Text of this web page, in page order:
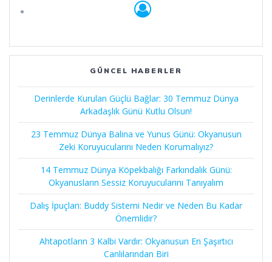
GÜNCEL HABERLER
Derinlerde Kurulan Güçlü Bağlar: 30 Temmuz Dünya
Arkadaşlık Günü Kutlu Olsun!
23 Temmuz Dünya Balina ve Yunus Günü: Okyanusun
Zeki Koruyucularını Neden Korumalıyız?
14 Temmuz Dünya Köpekbalığı Farkındalık Günü:
Okyanusların Sessiz Koruyucularını Tanıyalım
Dalış İpuçları: Buddy Sistemi Nedir ve Neden Bu Kadar
Önemlidir?
Ahtapotların 3 Kalbi Vardır: Okyanusun En Şaşırtıcı
Canlılarından Biri